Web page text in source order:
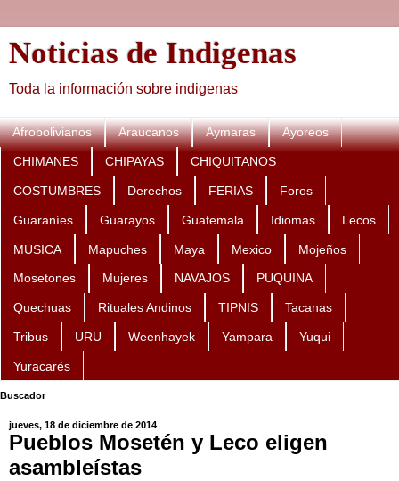
Noticias de Indigenas
Toda la información sobre indigenas
Afrobolivianos Araucanos Aymaras Ayoreos
CHIMANES CHIPAYAS CHIQUITANOS
COSTUMBRES Derechos FERIAS Foros
Guaraníes Guarayos Guatemala Idiomas Lecos
MUSICA Mapuches Maya Mexico Mojeños
Mosetones Mujeres NAVAJOS PUQUINA
Quechuas Rituales Andinos TIPNIS Tacanas
Tribus URU Weenhayek Yampara Yuqui
Yuracarés
Buscador
jueves, 18 de diciembre de 2014
Pueblos Mosetén y Leco eligen
asambleístas